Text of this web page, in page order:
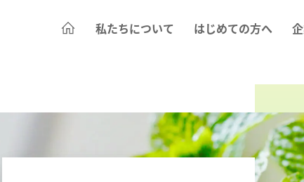
私たちについて はじめての方へ